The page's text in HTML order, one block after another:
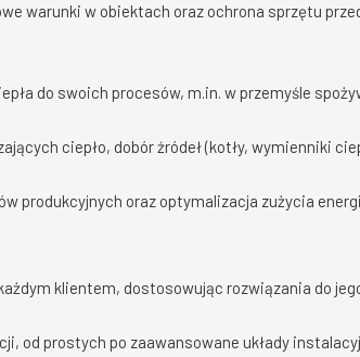
warunki w obiektach oraz ochrona sprzętu
do swoich procesów, m.in. w przemyśle
ciepło, dobór źródeł (kotły, wymienniki
produkcyjnych oraz optymalizacja zużycia
klientem, dostosowując rozwiązania do
od prostych po zaawansowane układy